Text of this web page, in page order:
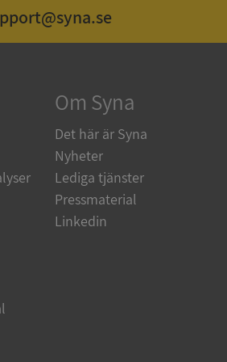
Om Syna
Det här är Syna
Nyheter
Lediga tjänster
Pressmaterial
Linkedin
kakor tillåter
som användarinloggning
Webbplatsen kan inte
utan strikt nödvändiga cookies.
Leverantör
Domän
Microsoft
Corporation